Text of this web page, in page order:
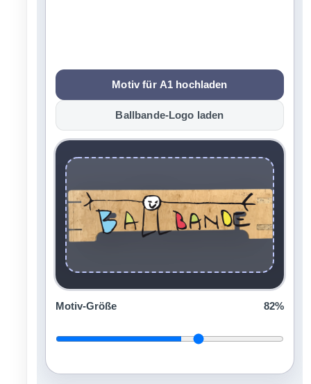
Motiv für A1 hochladen
Ballbande-Logo laden
Motiv-Größe 82%